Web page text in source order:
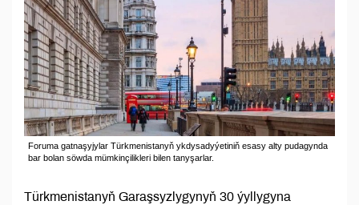
Foruma gatnaşyjylar Türkmenistanyň ykdysadyýetiniň esasy alty pudagynda
bar bolan söwda mümkinçilikleri bilen tanyşarlar.
Türkmenistanyň Garaşsyzlygynyň 30 ýyllygyna